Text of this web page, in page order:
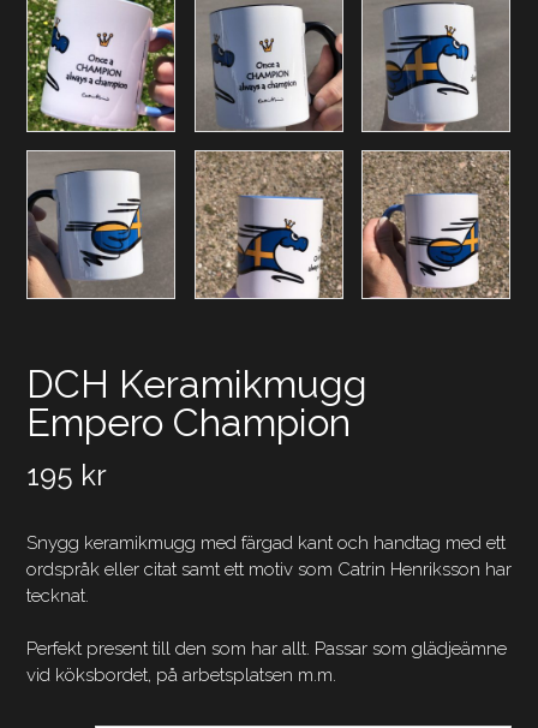
DCH Keramikmugg
Empero Champion
195 kr
Snygg keramikmugg med färgad kant och handtag med ett
ordspråk eller citat samt ett motiv som Catrin Henriksson har
tecknat.
Perfekt present till den som har allt. Passar som glädjeämne
vid köksbordet, på arbetsplatsen m.m.